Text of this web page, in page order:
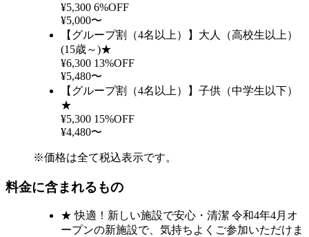
¥5,300 6%OFF
¥5,000〜
【グループ割（4名以上）】大人（高校生以上）
(15歳～)★
¥6,300 13%OFF
¥5,480〜
【グループ割（4名以上）】子供（中学生以下）
★
¥5,300 15%OFF
¥4,480〜
※価格は全て税込表示です。
料金に含まれるもの
★ 快適！新しい施設で安心・清潔 令和4年4月オ
ープンの新施設で、気持ちよくご参加いただけま